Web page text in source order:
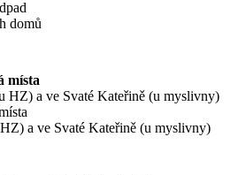
domů
místa
HZ) a ve Svaté Kateřině (u myslivny)
a ve Svaté Kateřině (u myslivny)